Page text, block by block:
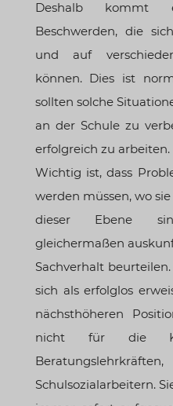
Deshalb kommt
Beschwerden, die
und auf
können. Dies ist
sollten solche
an der Schule zu
erfolgreich zu arbeiten.
Wichtig ist, dass
werden müssen, wo
dieser Ebene
gleichermaßen
Sachverhalt
sich als erfolglos
nächsthöheren
nicht für die
Schulsozialarbeitern.